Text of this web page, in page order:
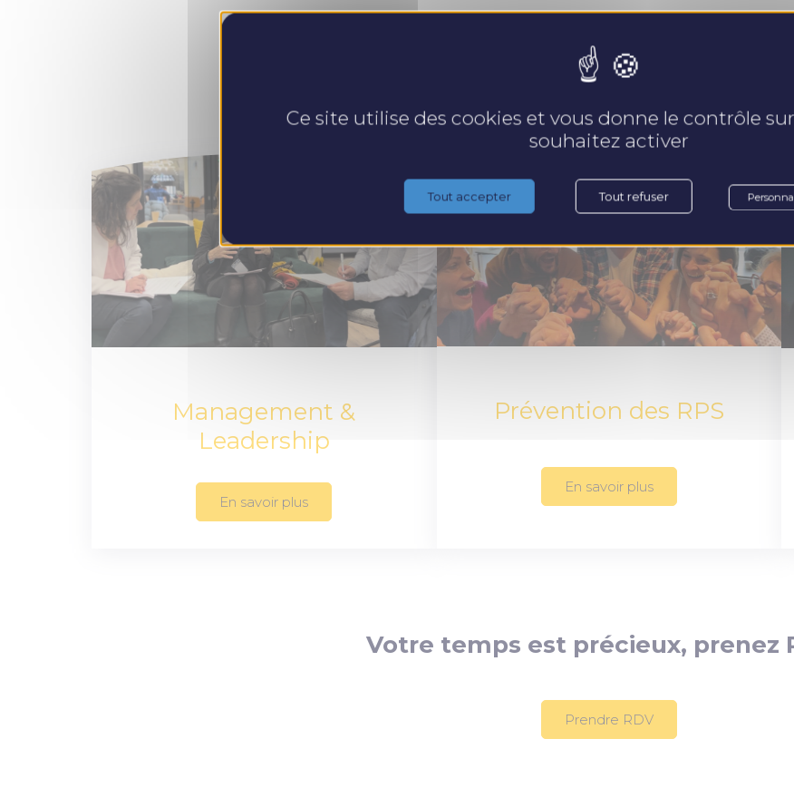
Nos expertises
Management &
Leadership
En savoir plus
Prévention des RPS
En savoir plus
Votre temps est précieux, prenez
Prendre RDV
Ce site utilise des cookies et vous donne le contrôle
souhaitez activer
Tout accepter Tout refuser